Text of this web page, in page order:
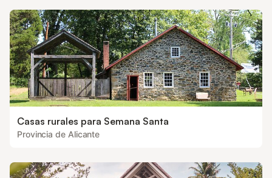
Casas rurales para Semana Santa
Provincia de Alicante